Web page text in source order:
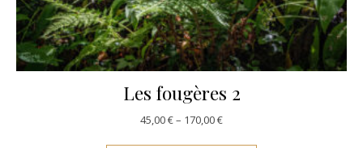
Les fougères 2
45,00€– 170,00€